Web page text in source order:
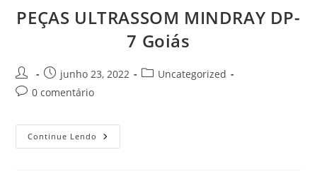
PEÇAS ULTRASSOM MINDRAY DP-
7 Goiás
Autor
do
Post
publicado:
junho 23, 2022
Categoria
Uncategorized
Comentários
post:
0 comentário
Continue Lendo PEÇAS
ULTRASSOM